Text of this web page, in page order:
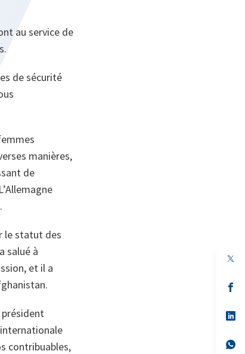
au service de
de sécurité
manières,
de
le statut des
salué à
et il a
contribuables,